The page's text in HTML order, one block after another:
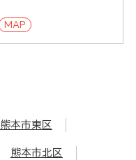
MAP
熊本市東区
熊本市北区